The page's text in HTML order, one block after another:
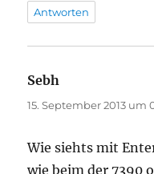
Antworten
Sebh
15. September 2013 um
Wie siehts mit
wie beim der 7390